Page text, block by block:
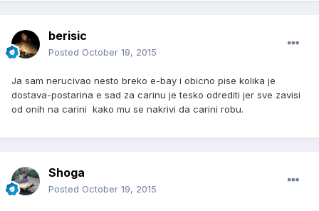
berisic
Posted October 19, 2015
Ja sam nerucivao nesto breko e-bay i obicno pise kolika je
dostava-postarina e sad za carinu je tesko odrediti jer sve zavisi
od onih na carini kako mu se nakrivi da carini robu.
Shoga
Posted October 19, 2015